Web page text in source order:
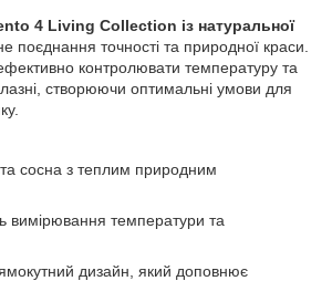
4 Living Collection із натуральної
поєднання точності та природної краси.
контролювати температуру та
лазні, створюючи оптимальні умови для
сосна з теплим природним
вимірювання температури та
дизайн, який доповнює